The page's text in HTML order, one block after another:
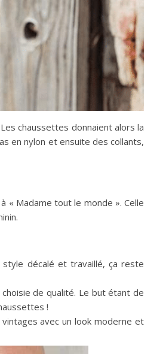
chaussettes donnaient alors la
en nylon et ensuite des collants,
« Madame tout le monde ». Celle
décalé et travaillé, ça reste
choisie de qualité. Le but étant de
!
avec un look moderne et